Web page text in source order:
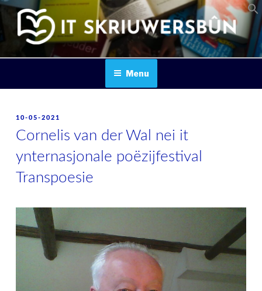
Skip
content
IT SKRIUWERSBOUN
Menu
POSTED
10-05-2021
Cornelis van der Wal nei it
ynternasjonale poëzijfestival
Transpoesie